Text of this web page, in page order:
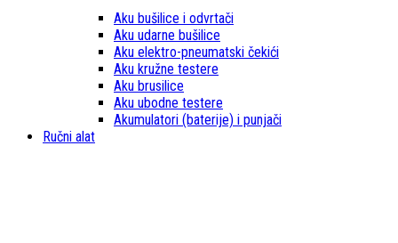
Aku bušilice i odvrtači
Aku udarne bušilice
Aku elektro-pneumatski čekići
Aku kružne testere
Aku brusilice
Aku ubodne testere
Akumulatori (baterije) i punjači
Ručni alat